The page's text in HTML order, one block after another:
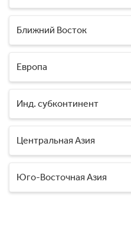
Ближний Восток
Европа
Инд. субконтинент
Центральная Азия
Юго-Восточная Азия